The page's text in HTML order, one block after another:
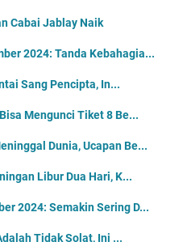
Cabai Jablay Naik
2024: Tanda Kebahagia...
Sang Pencipta, In...
Mengunci Tiket 8 Be...
Dunia, Ucapan Be...
Libur Dua Hari, K...
2024: Semakin Sering D...
Tidak Solat, Ini ...